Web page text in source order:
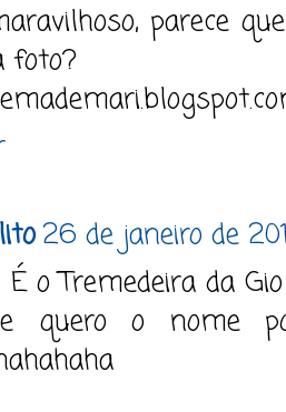
parece
foto?
26 de janeiro de
o Tremedeira da
quero o nome